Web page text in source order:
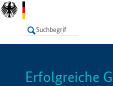
LISTE
Erfolgreiche